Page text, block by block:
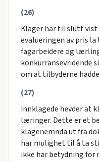
(26)
Klager har til slutt
evalueringen av pris
fagarbeidere og
konkurransevridende
om at tilbyderne
(27)
Innklagede hevder at
læringer. Dette er et
klagenemnda ut fra
har mulighet til å ta
ikke har betydning for